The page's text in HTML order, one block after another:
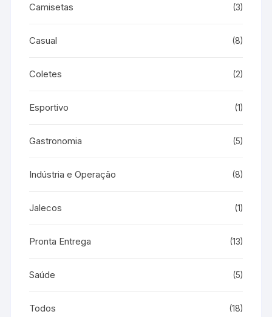
Camisetas (3)
Casual (8)
Coletes (2)
Esportivo (1)
Gastronomia (5)
Indústria e Operação (8)
Jalecos (1)
Pronta Entrega (13)
Saúde (5)
Todos (18)